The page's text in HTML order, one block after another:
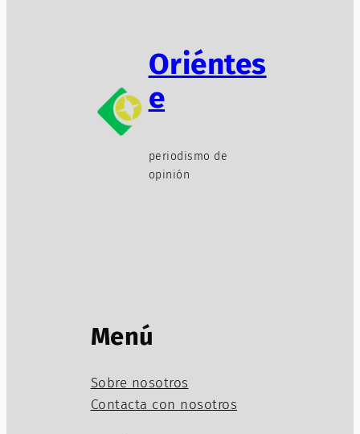
Oriéntes
e
periodismo de
opinión
Menú
Sobre nosotros
Contacta con nosotros